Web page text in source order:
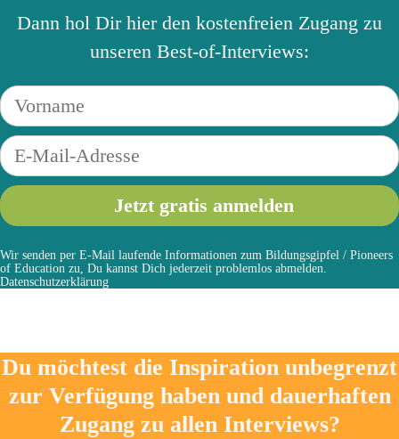
Dann hol Dir hier den kostenfreien Zugang zu
unseren Best-of-Interviews:
Wir senden per E-Mail laufende Informationen zum Bildungsgipfel / Pioneers
of Education zu, Du kannst Dich jederzeit problemlos abmelden.
Datenschutzerklärung
Du möchtest die Inspiration unbegrenzt
zur Verfügung haben und dauerhaften
Zugang zu allen Interviews?